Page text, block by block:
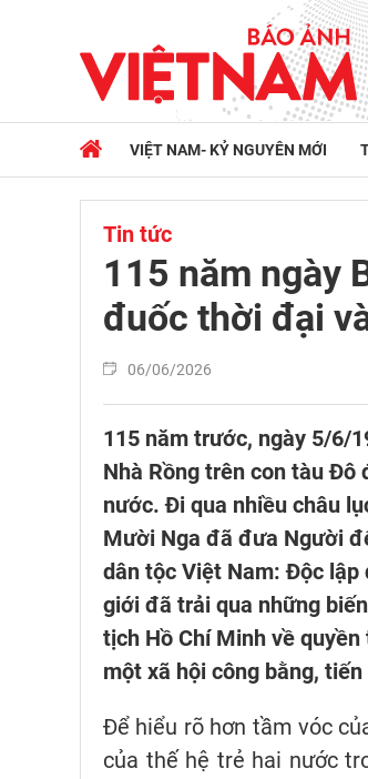
VIỆT NAM- KỶ NGUYÊN MỚI
Tin tức
115 năm ngày
đuốc thời đại
06/06/2026
115 năm trước, ngày 5/6/
Nhà Rồng trên con tàu
nước. Đi qua nhiều châu
Mười Nga đã đưa Người
dân tộc Việt Nam: Độc
giới đã trải qua những
tịch Hồ Chí Minh về
một xã hội công bằng,
Để hiểu rõ hơn tầm vóc
của thế hệ trẻ hai nước